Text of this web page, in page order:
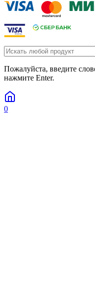
Пожалуйста, введите
нажмите Enter.
0